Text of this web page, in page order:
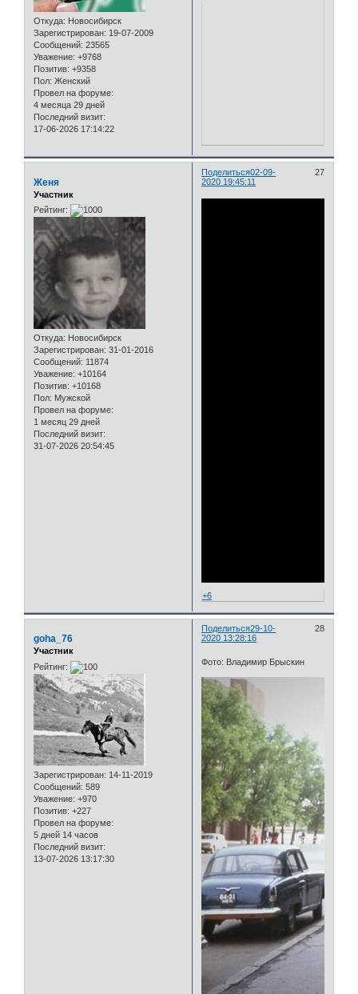
Откуда: Новосибирск
Зарегистрирован: 19-07-2009
Сообщений: 23565
Уважение: +9768
Позитив: +9358
Пол: Женский
Провел на форуме:
4 месяца 29 дней
Последний визит:
17-06-2026 17:14:22
Поделиться 27
02-09-
2020 19:45:11
Женя
Участник
Рейтинг:
Откуда: Новосибирск
Зарегистрирован: 31-01-2016
Сообщений: 11874
Уважение: +10164
Позитив: +10168
Пол: Мужской
Провел на форуме:
1 месяц 29 дней
Последний визит:
31-07-2026 20:54:45
+6
Поделиться 28
29-10-
2020 13:28:16
goha_76
Участник
Рейтинг:
Зарегистрирован: 14-11-2019
Сообщений: 589
Уважение: +970
Позитив: +227
Провел на форуме:
5 дней 14 часов
Последний визит:
13-07-2026 13:17:30
Фото: Владимир Брыскин